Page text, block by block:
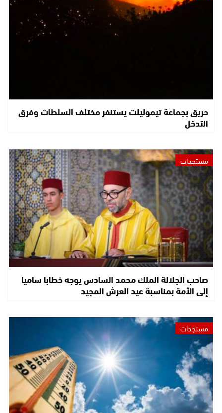
حريق بجماعة تيموليلت يستنفر مختلف السلطات وفرق
التدخل
مستجدات
صاحب الجلالة الملك محمد السادس يوجه خطابا ساميا
إلى الأمة بمناسبة عيد العرش المجيد
مستجدات